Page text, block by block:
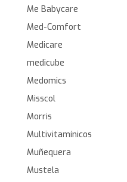
Me Babycare
Med-Comfort
Medicare
medicube
Medomics
Misscol
Morris
Multivitamínicos
Muñequera
Mustela